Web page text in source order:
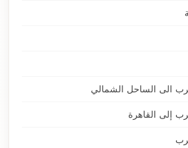
الى الساحل الشمالي
إلى القاهرة